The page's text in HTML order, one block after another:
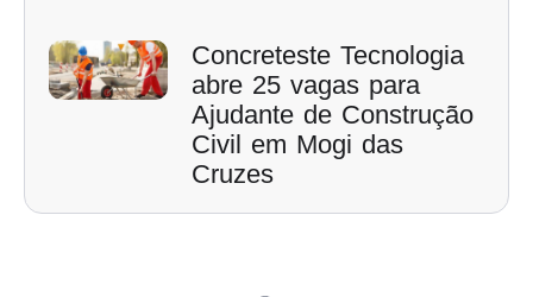
Concreteste Tecnologia
abre 25 vagas para
Ajudante de Construção
Civil em Mogi das
Cruzes